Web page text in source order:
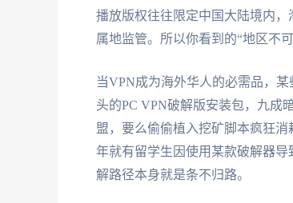
播放版权往往限定中国大陆境内
属地监管。所以你看到的“地区不
当VPN成为海外华人的必需品，
头的PC VPN破解版安装包，九成
盟，要么偷偷植入挖矿脚本疯狂
年就有留学生因使用某款破解器
解路径本身就是条不归路。